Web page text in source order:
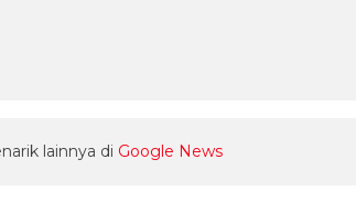
lainnya di Google News